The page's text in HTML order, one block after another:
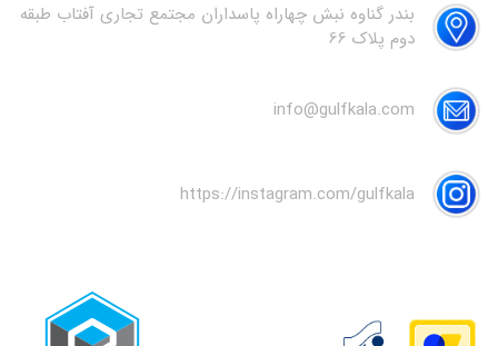
بندر گناوه نبش چهاراه پاسداران مجتمع تجاری آفتاب طبقه
دوم پلاک 66
info@gulfkala.com
https://instagram.com/gulfkala